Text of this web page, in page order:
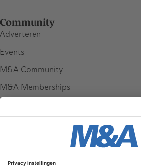
Community
Adverteren
Events
M&A Community
M&A Memberships